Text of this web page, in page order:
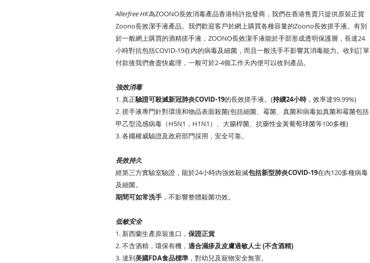
Allerfree HK為ZOONO長效消毒產品香港特許批發商，我們在香港售賣只提供原裝正貨
Zoono長效潔手液產品。我們歡迎客戶於網上購買各種容量的Zoono長效搓手液。有別
於一般網上購買的酒精搓手液，ZOONO長效潔手液能於手部形成透明保護層，長達24
小時對抗包括COVID-19在內的病毒及細菌，而且一般洗手不影響其消毒能力。收到訂單
付款後我們會盡快處理，一般可於2-4個工作天內便可以收到產品。
強效消毒
1. 真正驗證可殺滅新冠肺炎COVID-19的長效搓手液。(持續24小時 ，效率達99.99%)
2. 搓手液專門針對環境和物品表面殺菌(包括細菌、霉菌、真菌和病毒如真菌和霉菌包括
甲乙型流感病毒（H5N1，H1N1）、大腸桿菌、抗藥性金黃葡萄球菌等100多種)
3. 各國權威驗證及政府部門採用，安全可靠。
長效持久
經第三方實驗室驗證，能於24小時內強效殺滅包括新型肺炎COVID-19在內120多種病毒
及細菌。
期間可如常洗手 ，不影響整體殺菌功效。
低敏安全
1. 新西蘭生產原裝進口， 保證正貨
2. 不含酒精，環保有機， 適合濕疹及皮膚過敏人士 (不含酒精)
3. 達到美國FDA食品標準 ，對幼兒及寵物安全無害。